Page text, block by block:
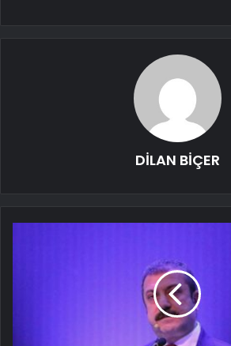
DİLAN BİÇER